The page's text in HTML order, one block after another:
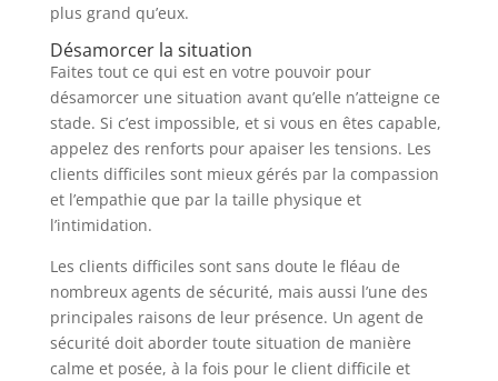
plus grand qu’eux.
Désamorcer la situation
Faites tout ce qui est en votre pouvoir pour
désamorcer une situation avant qu’elle n’atteigne ce
stade. Si c’est impossible, et si vous en êtes capable,
appelez des renforts pour apaiser les tensions. Les
clients difficiles sont mieux gérés par la compassion
et l’empathie que par la taille physique et
l’intimidation.
Les clients difficiles sont sans doute le fléau de
nombreux agents de sécurité, mais aussi l’une des
principales raisons de leur présence. Un agent de
sécurité doit aborder toute situation de manière
calme et posée, à la fois pour le client difficile et